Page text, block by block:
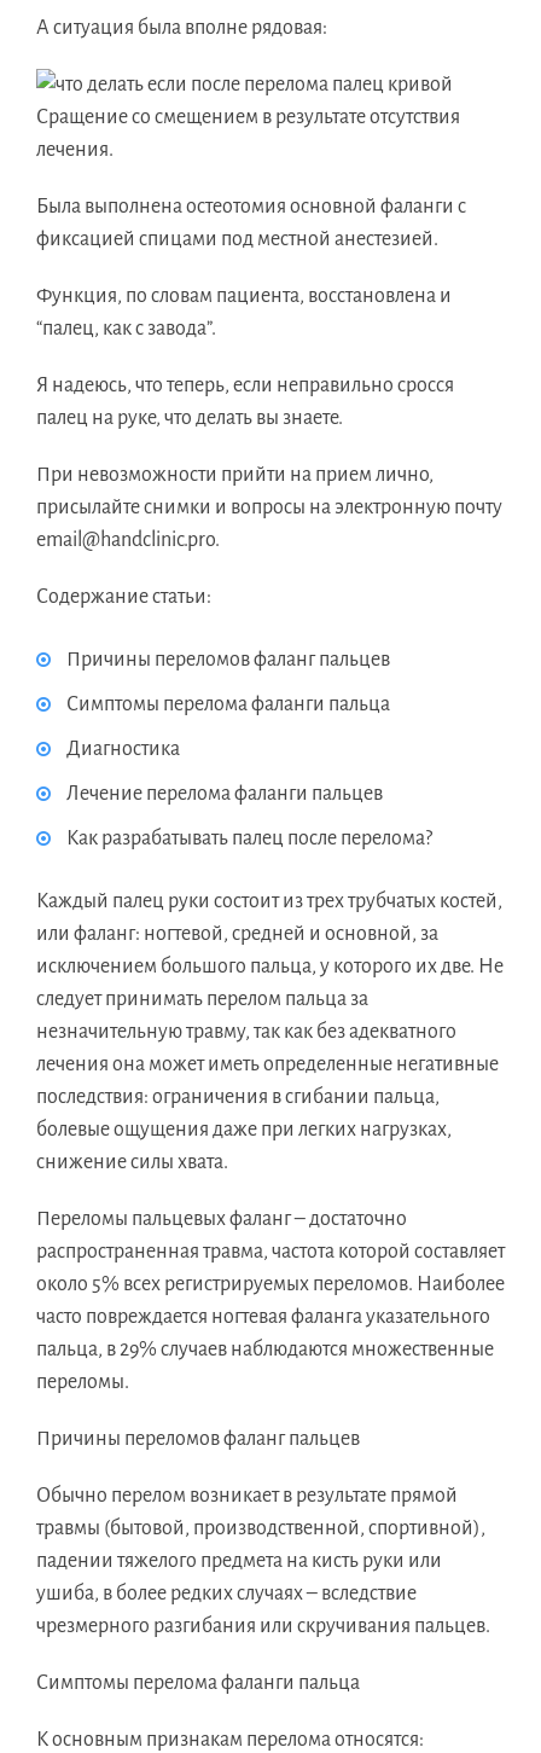
А ситуация была вполне рядовая:
Сращение со смещением в результате отсутствия
лечения.
Была выполнена остеотомия основной фаланги с
фиксацией спицами под местной анестезией.
Функция, по словам пациента, восстановлена и
“палец, как с завода”.
Я надеюсь, что теперь, если неправильно сросся
палец на руке, что делать вы знаете.
При невозможности прийти на прием лично,
присылайте снимки и вопросы на электронную почту
email@handclinic.pro.
Содержание статьи:
Причины переломов фаланг пальцев
Симптомы перелома фаланги пальца
Диагностика
Лечение перелома фаланги пальцев
Как разрабатывать палец после перелома?
Каждый палец руки состоит из трех трубчатых костей,
или фаланг: ногтевой, средней и основной, за
исключением большого пальца, у которого их две. Не
следует принимать перелом пальца за
незначительную травму, так как без адекватного
лечения она может иметь определенные негативные
последствия: ограничения в сгибании пальца,
болевые ощущения даже при легких нагрузках,
снижение силы хвата.
Переломы пальцевых фаланг – достаточно
распространенная травма, частота которой составляет
около 5% всех регистрируемых переломов. Наиболее
часто повреждается ногтевая фаланга указательного
пальца, в 29% случаев наблюдаются множественные
переломы.
Причины переломов фаланг пальцев
Обычно перелом возникает в результате прямой
травмы (бытовой, производственной, спортивной),
падении тяжелого предмета на кисть руки или
ушиба, в более редких случаях – вследствие
чрезмерного разгибания или скручивания пальцев.
Симптомы перелома фаланги пальца
К основным признакам перелома относятся: